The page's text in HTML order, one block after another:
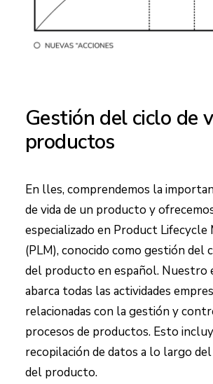
Gestión del ciclo de
productos
En lles, comprendemos la
de vida de un producto y
especializado en Product Lifecycle
(PLM), conocido como gestión del
del producto en español. Nuestro
abarca todas las actividades
relacionadas con la gestión y
procesos de productos. Esto
recopilación de datos a lo largo
del producto.